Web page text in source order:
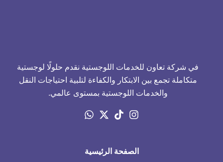
في شركة تعاون للخدمات اللوجستية نقدم حلولًا لوجستية
متكاملة تجمع بين الابتكار والكفاءة لتلبية احتياجات النقل
والخدمات اللوجستية بمستوى عالمي.
الصفحة الرئيسية